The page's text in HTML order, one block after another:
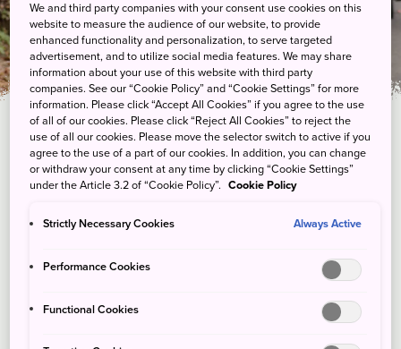
We and third party companies with your consent use cookies on this
website to measure the audience of our website, to provide
enhanced functionality and personalization, to serve targeted
advertisement, and to utilize social media features. We may share
information about your use of this website with third party
companies. See our “Cookie Policy” and “Cookie Settings” for more
information. Please click “Accept All Cookies” if you agree to the use
of all of our cookies. Please click “Reject All Cookies” to reject the
use of all our cookies. Please move the selector switch to active if you
agree to the use of a part of our cookies. In addition, you can change
or withdraw your consent at any time by clicking “Cookie Settings”
under the Article 3.2 of “Cookie Policy”. Cookie Policy
Strictly Necessary Cookies Always Active
Performance Cookies
Functional Cookies